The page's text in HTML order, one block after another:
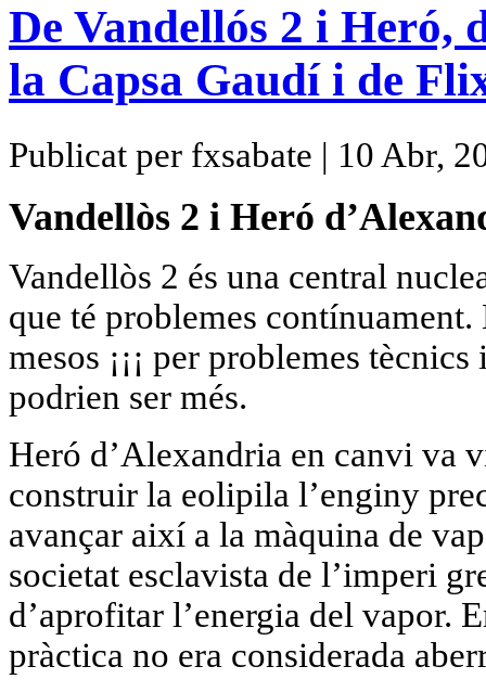
De Vandellós 2 i Heró,
la Capsa Gaudí i de
Publicat per fxsabate | 10 Abr,
Vandellòs 2 i Heró
Vandellòs 2 és una central
que té problemes contínuament.
mesos ¡¡¡ per problemes
podrien ser més.
Heró d’Alexandria en canvi va
construir la eolipila l’enginy
avançar així a la màquina de
societat esclavista de l’imperi
d’aprofitar l’energia del vapor.
pràctica no era considerada